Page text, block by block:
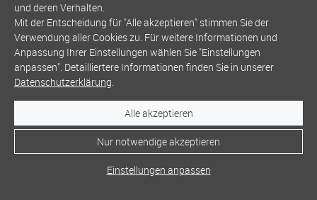
und deren Verhalten.
Mit der Entscheidung für "Alle akzeptieren" stimmen Sie der
Verwendung aller Cookies zu. Für weitere Informationen und
Anpassung Ihrer Einstellungen wählen Sie "Einstellungen
anpassen". Detailliertere Informationen finden Sie in unserer
Datenschutzerklärung.
Alle akzeptieren
Nur notwendige akzeptieren
Einstellungen anpassen